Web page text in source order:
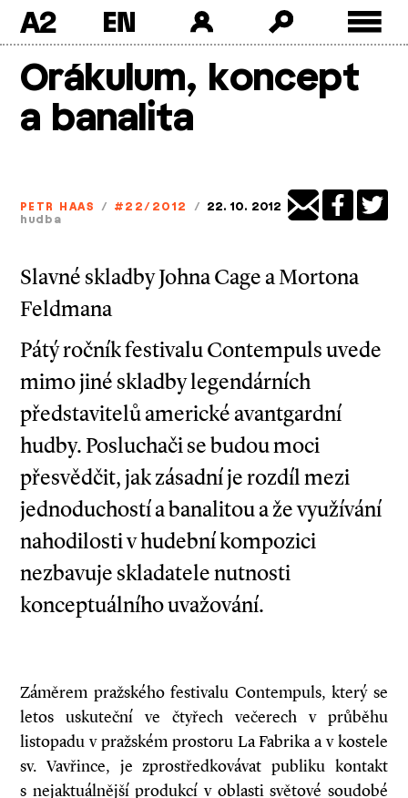
A2
Orákulum, koncept
a banalita
PETR HAAS / #22/2012 / 22. 10. 2012
hudba
Slavné skladby Johna Cage a Mortona
Feldmana
Pátý ročník festivalu Contempuls uvede
mimo jiné skladby legendárních
představitelů americké avantgardní
hudby. Posluchači se budou moci
přesvědčit, jak zásadní je rozdíl mezi
jednoduchostí a banalitou a že využívání
nahodilosti v hudební kompozici
nezbavuje skladatele nutnosti
konceptuálního uvažování.
Záměrem pražského festivalu Contempuls, který se
letos uskuteční ve čtyřech večerech v průběhu
listopadu v pražském prostoru La Fabrika a v kostele
sv. Vavřince, je zprostředkovávat publiku kontakt
s nejaktuálnější produkcí v oblasti světové soudobé